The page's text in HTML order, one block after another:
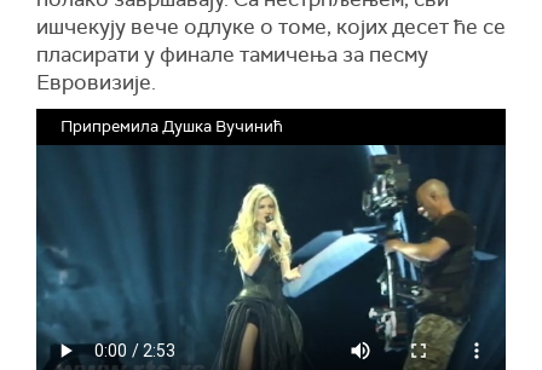
ишчекују вече одлуке о томе, којих десет ће се
пласирати у финале тамичења за песму
Евровизије.
Припремила Душка Вучинић